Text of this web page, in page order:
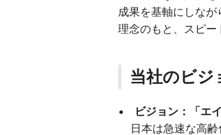
成果を基軸にしな
理念のもと、スピー
当社のビジ
ビジョン：「エ
日本は急速な高